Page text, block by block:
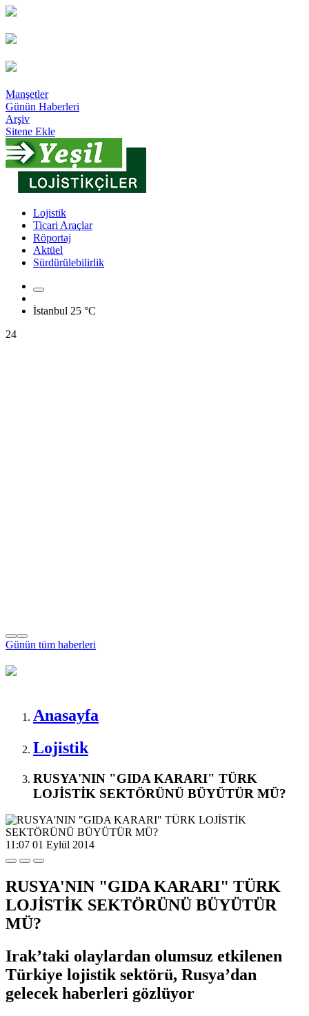
Manşetler
Günün Haberleri
Arşiv
Sitene Ekle
Lojistik
Ticari Araçlar
Röportaj
Aktüel
Sürdürülebilirlik
İstanbul 25 °C
24
Günün tüm haberleri
Anasayfa
Lojistik
RUSYA'NIN "GIDA KARARI" TÜRK
LOJİSTİK SEKTÖRÜNÜ BÜYÜTÜR MÜ?
11:07 01 Eylül 2014
RUSYA'NIN "GIDA KARARI" TÜRK
LOJİSTİK SEKTÖRÜNÜ BÜYÜTÜR
MÜ?
Irak’taki olaylardan olumsuz etkilenen
Türkiye lojistik sektörü, Rusya’dan
gelecek haberleri gözlüyor